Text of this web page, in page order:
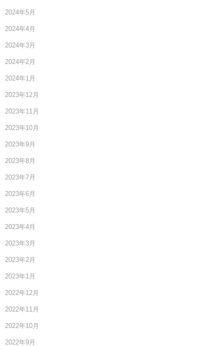
2024年5月
2024年4月
2024年3月
2024年2月
2024年1月
2023年12月
2023年11月
2023年10月
2023年9月
2023年8月
2023年7月
2023年6月
2023年5月
2023年4月
2023年3月
2023年2月
2023年1月
2022年12月
2022年11月
2022年10月
2022年9月